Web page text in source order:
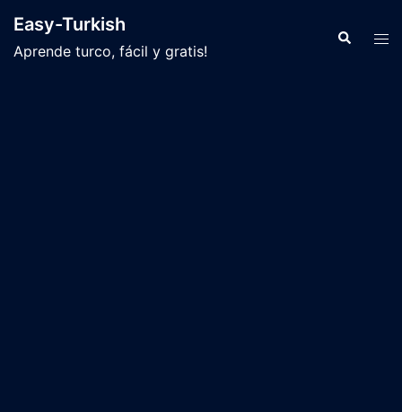
contenido
Easy-Turkish
Aprende turco, fácil y gratis!
Buscar